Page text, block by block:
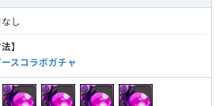
なし
】
スコラボガチャ